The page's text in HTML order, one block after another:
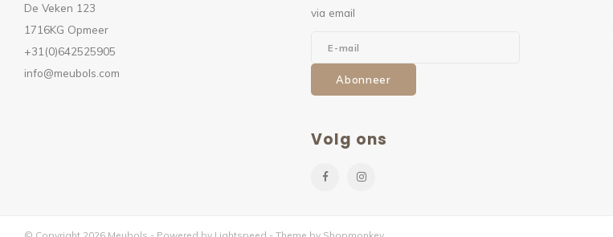
De Veken 123
1716KG Opmeer
+31(0)642525905
info@meubols.com
via email
Abonneer
Volg ons